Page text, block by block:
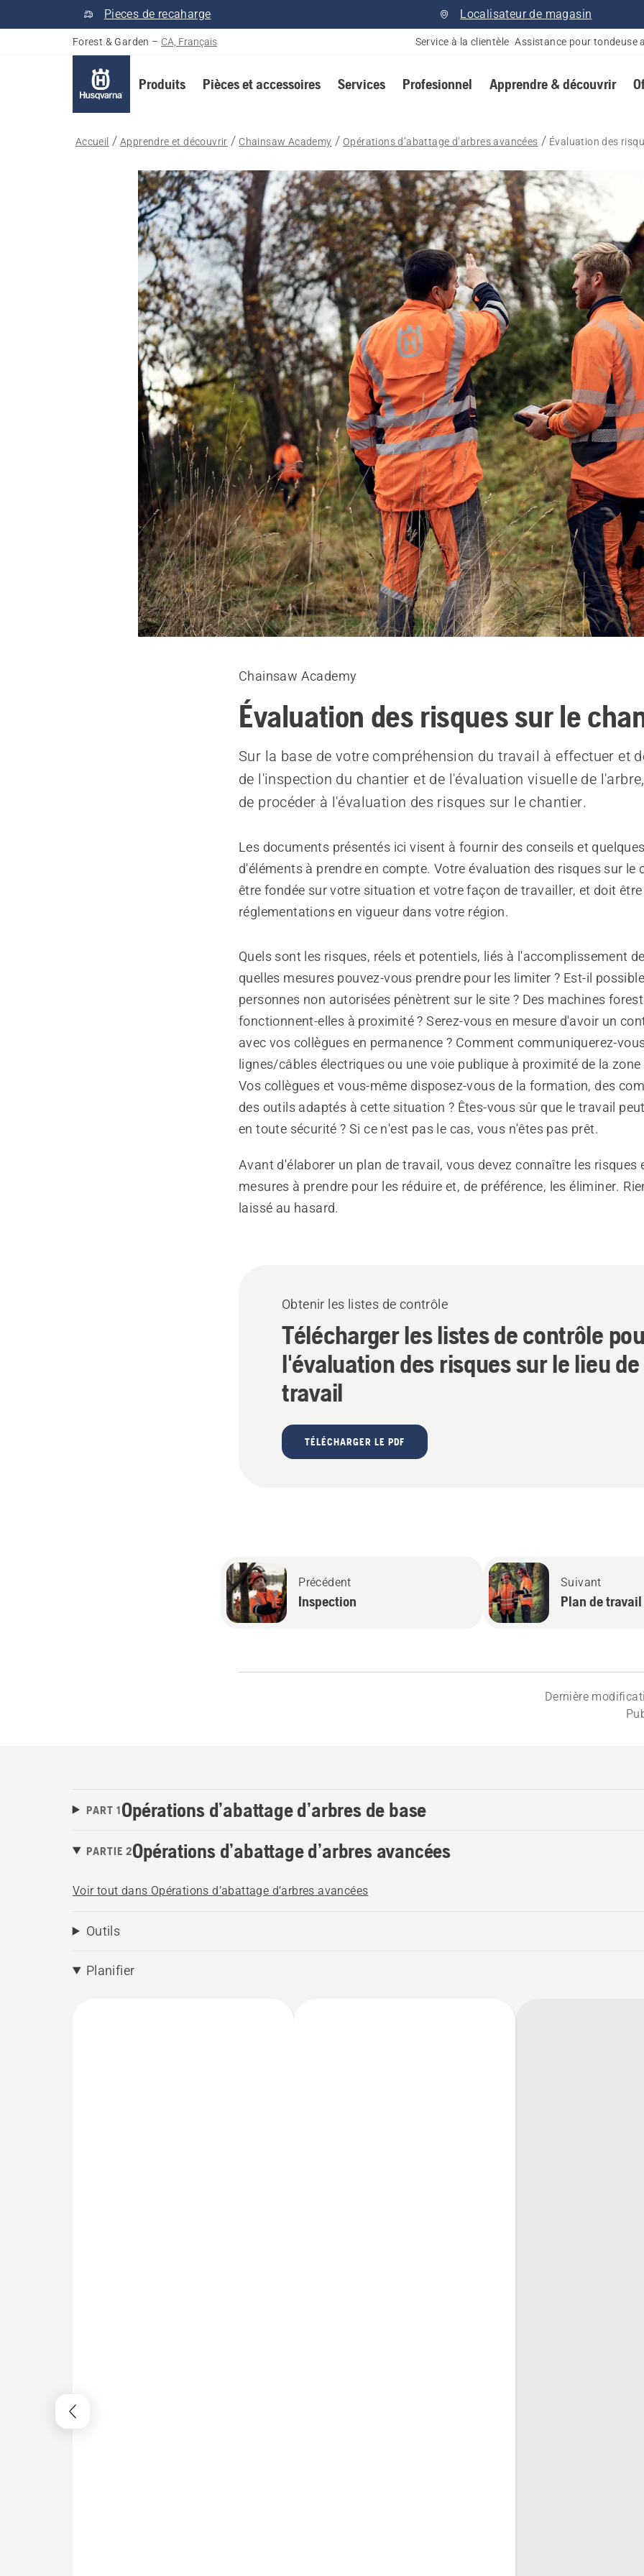
Pieces de recaharge Localisateur de magasin
Forest & Garden – CA, Français Service à la clientèle Assistance pour tondeuse
Produits Pièces et accessoires Services Profesionnel Apprendre & découvrir
Accueil Apprendre et découvrir Chainsaw Academy Opérations d’abattage d’arbres avancées Évaluation des
Chainsaw Academy
Évaluation des risques sur le
Sur la base de votre compréhension du travail à effectuer et
de l'inspection du chantier et de l'évaluation visuelle de
de procéder à l'évaluation des risques sur le chantier.
Les documents présentés ici visent à fournir des conseils et
d'éléments à prendre en compte. Votre évaluation des risques sur le
être fondée sur votre situation et votre façon de travailler, et doit
réglementations en vigueur dans votre région.
Quels sont les risques, réels et potentiels, liés à l'accomplissement
quelles mesures pouvez-vous prendre pour les limiter ? Est-il
personnes non autorisées pénètrent sur le site ? Des machines
fonctionnent-elles à proximité ? Serez-vous en mesure d'avoir un
avec vos collègues en permanence ? Comment communiquerez-
lignes/câbles électriques ou une voie publique à proximité de la zone
Vos collègues et vous-même disposez-vous de la formation, des
des outils adaptés à cette situation ? Êtes-vous sûr que le travail
en toute sécurité ? Si ce n'est pas le cas, vous n'êtes pas prêt.
Avant d'élaborer un plan de travail, vous devez connaître les risques
mesures à prendre pour les réduire et, de préférence, les éliminer.
laissé au hasard.
Obtenir les listes de contrôle
Télécharger les listes de contrôle
l'évaluation des risques sur le lieu de
travail
TÉLÉCHARGER LE PDF
Précédent
Inspection
Suivant
Plan de travail
Dernière
PART 1Opérations d’abattage d’arbres de base
PARTIE 2Opérations d’abattage d’arbres avancées
Voir tout dans Opérations d’abattage d’arbres avancées
Outils
Planifier